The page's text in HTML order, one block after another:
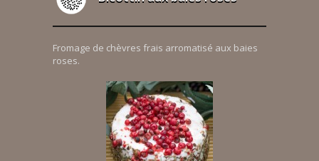
Fromage de chèvres frais arromatisé aux baies
roses.